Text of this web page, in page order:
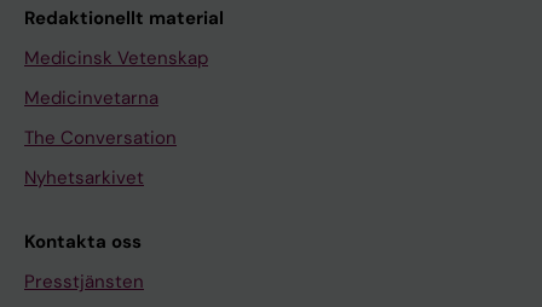
Redaktionellt material
Medicinsk Vetenskap
Medicinvetarna
The Conversation
Nyhetsarkivet
Kontakta oss
Presstjänsten